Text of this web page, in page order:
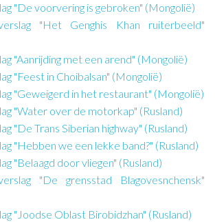
"De voorvering is gebroken" (Mongolië)
"Het Genghis Khan ruiterbeeld"
"Aanrijding met een arend" (Mongolië)
"Feest in Choibalsan" (Mongolië)
"Geweigerd in het restaurant" (Mongolië)
"Water over de motorkap" (Rusland)
"De Trans Siberian highway" (Rusland)
"Hebben we een lekke band?" (Rusland)
"Belaagd door vliegen" (Rusland)
"De grensstad Blagovesnchensk"
"Joodse Oblast Birobidzhan" (Rusland)